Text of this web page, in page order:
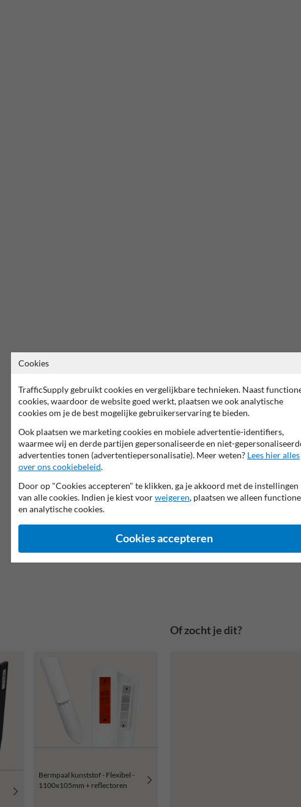
Bermpaal kunststof - Flexibel -
1100x105mm + reflectoren
Of zocht je dit?
Cookies
TrafficSupply gebruikt cookies en vergelijkbare technieken. Naast
cookies, waardoor de website goed werkt, plaatsen we ook analytische
cookies om je de best mogelijke gebruikerservaring te bieden.
Ook plaatsen we marketing cookies en mobiele advertentie-identifiers,
waarmee wij en derde partijen gepersonaliseerde en niet-
advertenties tonen (advertentiepersonalisatie). Meer weten? Lees hier alles
over ons cookiebeleid.
Door op "Cookies accepteren" te klikken, ga je akkoord met de instellingen
van alle cookies. Indien je kiest voorweigeren, plaatsen we alleen
en analytische cookies.
Cookies accepteren